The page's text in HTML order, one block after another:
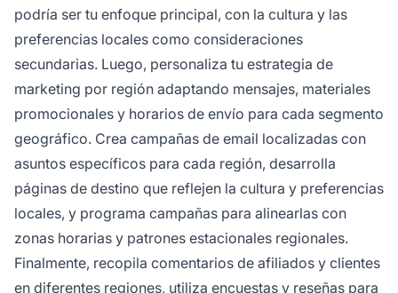
podría ser tu enfoque principal, con la cultura y las
preferencias locales como consideraciones
secundarias. Luego, personaliza tu estrategia de
marketing por región adaptando mensajes, materiales
promocionales y horarios de envío para cada segmento
geográfico. Crea campañas de email localizadas con
asuntos específicos para cada región, desarrolla
páginas de destino que reflejen la cultura y preferencias
locales, y programa campañas para alinearlas con
zonas horarias y patrones estacionales regionales.
Finalmente, recopila comentarios de afiliados y clientes
en diferentes regiones, utiliza encuestas y reseñas para